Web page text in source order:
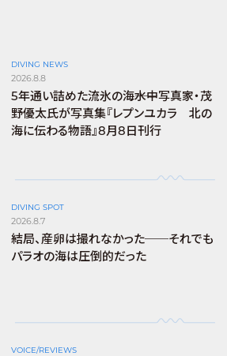
DIVING NEWS
2026.8.8
5年通い詰めた流氷の海――水中写真家・茂
野優太氏が写真集『レプンユカラ 北の
海に伝わる物語』8月8日刊行
DIVING SPOT
2026.8.7
結局、産卵は撮れなかった──それでも
パラオの海は圧倒的だった
VOICE/REVIEWS